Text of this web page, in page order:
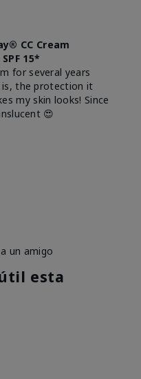
CC Cream
15*
for several years
the protection it
my skin looks! Since
😍
un amigo
esta